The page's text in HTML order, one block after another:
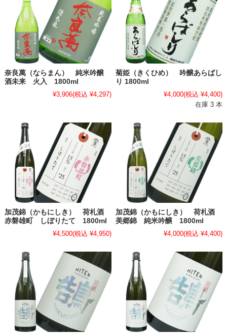
奈良萬（ならまん） 純米吟醸
酒未来 火入 1800ml
¥3,906(税込 ¥4,297)
菊姫（きくひめ） 吟醸あらばし
り 1800ml
¥4,000(税込 ¥4,400)
在庫 3 本
加茂錦（かもにしき） 荷札酒
赤磐雄町 しぼりたて 1800ml
¥4,500(税込 ¥4,950)
加茂錦（かもにしき） 荷札酒
美郷錦 純米吟醸 1800ml
¥4,000(税込 ¥4,400)